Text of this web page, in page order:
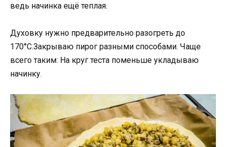
ведь начинка ещё теплая.
Духовку нужно предварительно разогреть до
170°С.Закрываю пирог разными способами. Чаще
всего таким: На круг теста поменьше укладываю
начинку.